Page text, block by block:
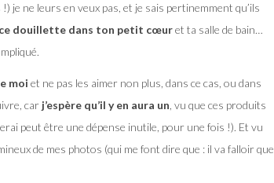
je ne leurs en veux pas, et je sais pertinemment qu’ils
douillette dans ton petit cœuret ta salle de bain…
moi et ne pas les aimer non plus, dans ce cas, ou dans
car j’espère qu’il y en aura un , vu que ces produits
peut être une dépense inutile, pour une fois !). Et vu
de mes photos (qui me font dire que : il va falloir que